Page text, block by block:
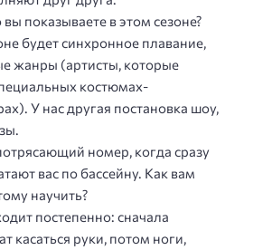
показываете в этом сезоне?
будет синхронное плавание,
жанры (артисты, которые
костюмах-
У нас другая постановка шоу,
номер, когда сразу
вас по бассейну. Как вам
научить?
постепенно: сначала
касаться руки, потом ноги,